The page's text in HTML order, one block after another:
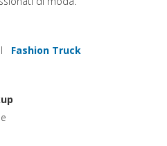
Fashion Truck